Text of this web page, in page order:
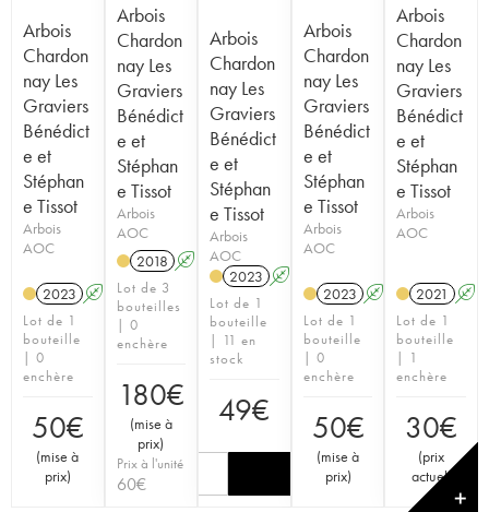
Arbois
Chardon
nay Les
Graviers
Bénédict
e et
Stéphan
e Tissot
Arbois
AOC
2023 A S
Lot de 1
bouteille
| 0
enchère
50€
(mise à
prix)
Arbois
Chardon
nay Les
Graviers
Bénédict
e et
Stéphan
e Tissot
Arbois
AOC
2018 A S
Lot de 3
bouteilles
| 0
enchère
180€
(mise à
prix)
Prix à l'unité
60€
Arbois
Chardon
nay Les
Graviers
Bénédict
e et
Stéphan
e Tissot
Arbois
AOC
2023 A
Lot de 1
bouteille
| 11 en
stock
49€
Arbois
Chardon
nay Les
Graviers
Bénédict
e et
Stéphan
e Tissot
Arbois
AOC
2023 A S
Lot de 1
bouteille
| 0
enchère
50€
(mise à
prix)
Arbois
Chardon
nay Les
Graviers
Bénédict
e et
Stéphan
e Tissot
Arbois
AOC
2021 A
Lot de 1
bouteille
| 1
enchère
30€
(prix
actuel)
✕